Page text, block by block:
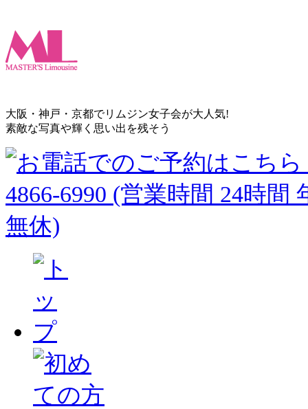
大阪・神戸・京都でリムジン女子会が大人気!
素敵な写真や輝く思い出を残そう